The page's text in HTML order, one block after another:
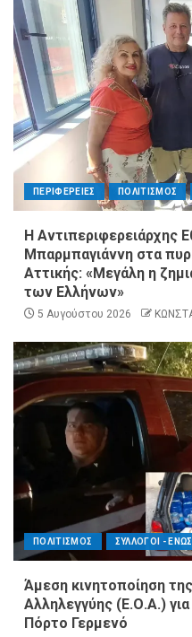
ΠΕΡΙΦΕΡΕΙΕΣ ΠΟΛΙΤΙΣΜΟΣ
Η Αντιπεριφερειάρχης
Μπαρμπαγιάννη στα
Αττικής: «Μεγάλη η
των Ελλήνων»
5 Αυγούστου 2026
ΠΟΛΙΤΙΣΜΟΣ ΣΥΛΛΟΓΟΙ -
Άμεση κινητοποίηση
Αλληλεγγύης (Ε.Ο.Α.)
Πόρτο Γερμενό